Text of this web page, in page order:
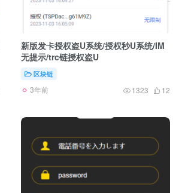
新版发卡授权盗U系统/授权秒U系统/IM
无提示/trc链授权盗U
区块链
3年前 1323 12